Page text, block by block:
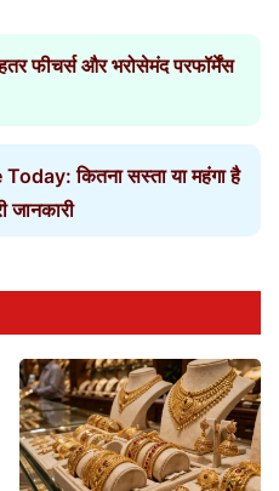
फीचर्स और भरोसेमंद परफॉर्मेंस
कितना सस्ता या महंगा है
जानकारी